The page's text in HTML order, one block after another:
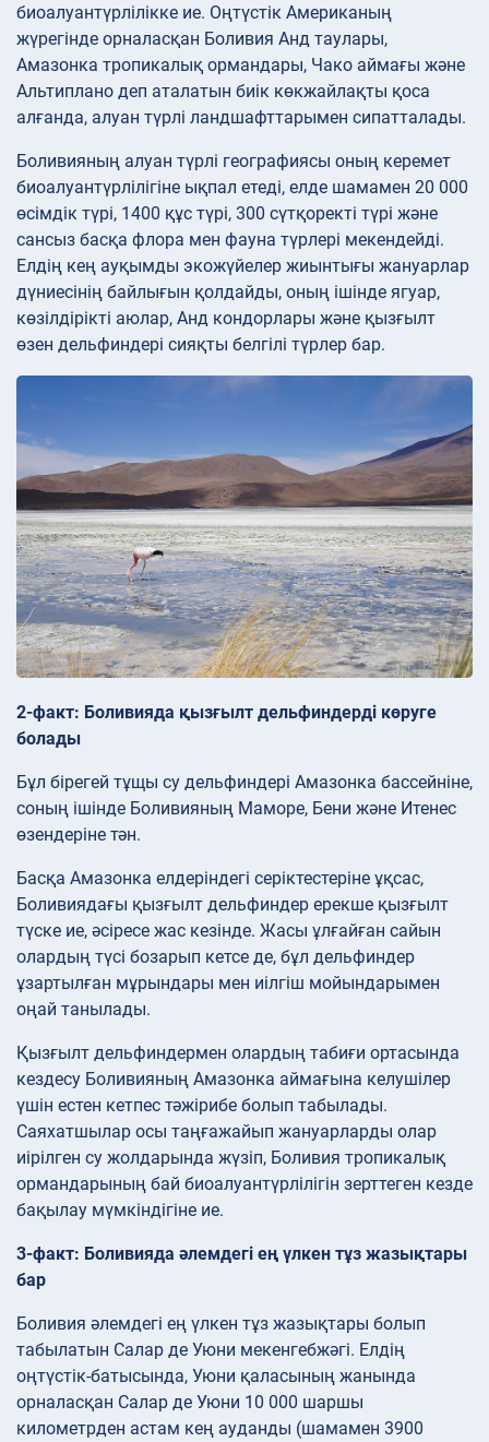
биоалуантүрлілікке ие. Оңтүстік Американың
жүрегінде орналасқан Боливия Анд таулары,
Амазонка тропикалық ормандары, Чако аймағы және
Альтиплано деп аталатын биік көкжайлақты қоса
алғанда, алуан түрлі ландшафттарымен сипатталады.
Боливияның алуан түрлі географиясы оның керемет
биоалуантүрлілігіне ықпал етеді, елде шамамен 20 000
өсімдік түрі, 1400 құс түрі, 300 сүтқоректі түрі және
сансыз басқа флора мен фауна түрлері мекендейді.
Елдің кең ауқымды экожүйелер жиынтығы жануарлар
дүниесінің байлығын қолдайды, оның ішінде ягуар,
көзілдірікті аюлар, Анд кондорлары және қызғылт
өзен дельфиндері сияқты белгілі түрлер бар.
2-факт: Боливияда қызғылт дельфиндерді көруге
болады
Бұл бірегей тұщы су дельфиндері Амазонка бассейніне,
соның ішінде Боливияның Маморе, Бени және Итенес
өзендеріне тән.
Басқа Амазонка елдеріндегі серіктестеріне ұқсас,
Боливиядағы қызғылт дельфиндер ерекше қызғылт
түске ие, әсіресе жас кезінде. Жасы ұлғайған сайын
олардың түсі бозарып кетсе де, бұл дельфиндер
ұзартылған мұрындары мен иілгіш мойындарымен
оңай танылады.
Қызғылт дельфиндермен олардың табиғи ортасында
кездесу Боливияның Амазонка аймағына келушілер
үшін естен кетпес тәжірибе болып табылады.
Саяхатшылар осы таңғажайып жануарларды олар
иірілген су жолдарында жүзіп, Боливия тропикалық
ормандарының бай биоалуантүрлілігін зерттеген кезде
бақылау мүмкіндігіне ие.
3-факт: Боливияда әлемдегі ең үлкен тұз жазықтары
бар
Боливия әлемдегі ең үлкен тұз жазықтары болып
табылатын Салар де Уюни мекенгебжәгі. Елдің
оңтүстік-батысында, Уюни қаласының жанында
орналасқан Салар де Уюни 10 000 шаршы
километрден астам кең ауданды (шамамен 3900